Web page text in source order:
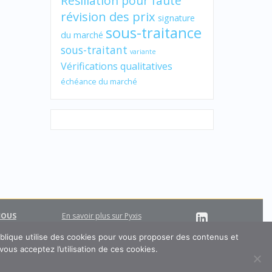
révision des prix signature
du marché sous-traitance
sous-traitant variante
Vérifications qualitatives
échéance du marché
En savoir plus sur Pyxis
En savoir plus sur MA-IA
utilise des cookies pour vous proposer des contenus et
acceptez l’utilisation de ces cookies.